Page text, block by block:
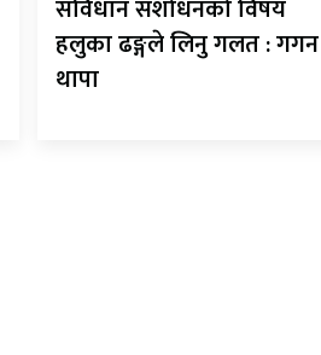
संविधान संशोधनको विषय
हलुका ढङ्गले लिनु गलत : गगन
थापा